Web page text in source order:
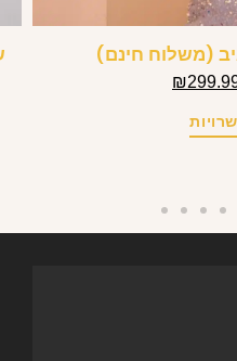
(משלוח חינם)
₪